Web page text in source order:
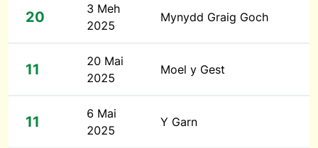
20
3 Meh
2025
Mynydd Graig Goch
11
20 Mai
2025
Moel y Gest
11
6 Mai
2025
Y Garn